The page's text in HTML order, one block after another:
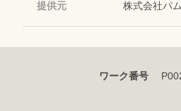
提供元 株式会社パム
ワーク番号